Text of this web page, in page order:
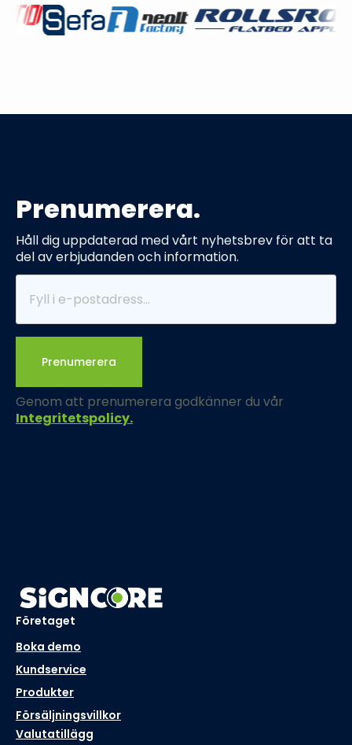
Prenumerera.
Håll dig uppdaterad med vårt nyhetsbrev för att ta
del av erbjudanden och information.
Prenumerera
Genom att prenumerera godkänner du vår
Integritetspolicy.
Företaget
Boka demo
Kundservice
Produkter
Försäljningsvillkor
Valutatillägg